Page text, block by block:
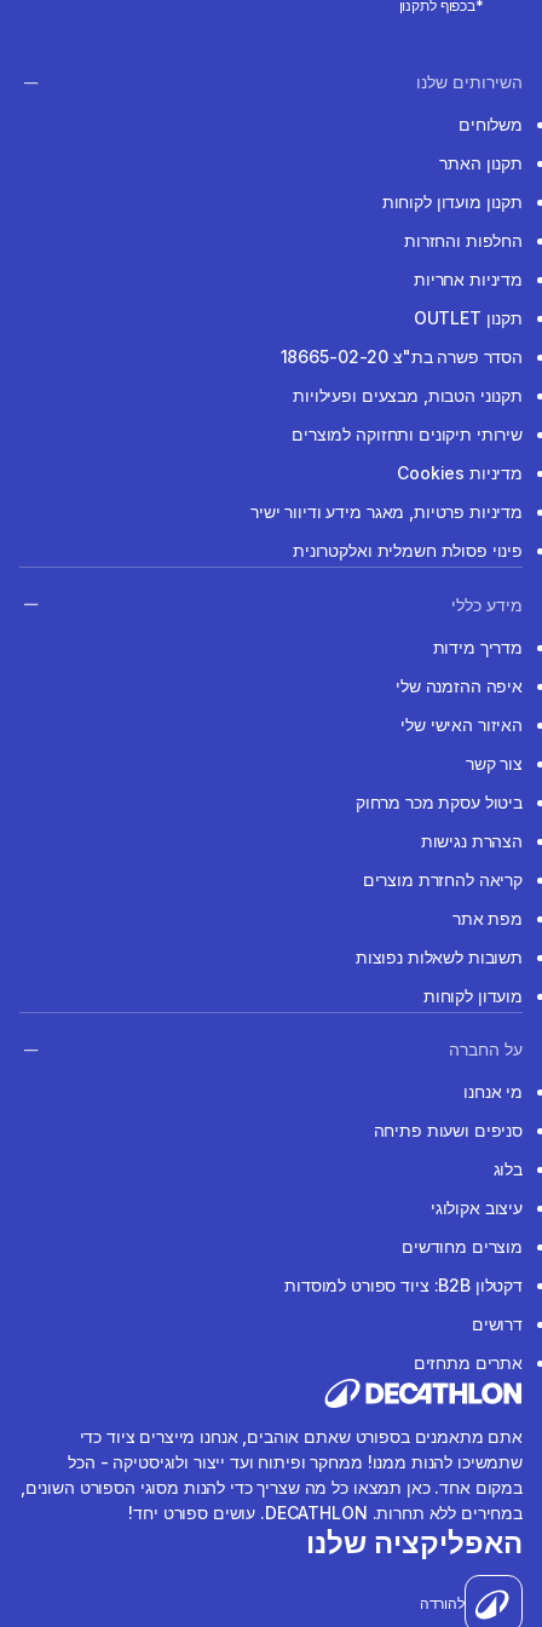
*בכפוף לתקנון
השירותים שלנו
משלוחים
תקנון האתר
תקנון מועדון לקוחות
החלפות והחזרות
מדיניות אחריות
תקנון OUTLET
הסדר פשרה בת"צ 18665-02-20
תקנוני הטבות, מבצעים ופעילויות
שירותי תיקונים ותחזוקה למוצרים
מדיניות Cookies
מדיניות פרטיות, מאגר מידע ודיוור ישיר
פינוי פסולת חשמלית ואלקטרונית
מידע כללי
מדריך מידות
איפה ההזמנה שלי
האיזור האישי שלי
צור קשר
ביטול עסקת מכר מרחוק
הצהרת נגישות
קריאה להחזרת מוצרים
מפת אתר
תשובות לשאלות נפוצות
מועדון לקוחות
על החברה
מי אנחנו
סניפים ושעות פתיחה
בלוג
עיצוב אקולוגי
מוצרים מחודשים
דקטלון B2B: ציוד ספורט למוסדות
דרושים
אתרים מתחזים
אתם מתאמנים בספורט שאתם אוהבים, אנחנו מייצרים ציוד כדי
שתמשיכו להנות ממנו! ממחקר ופיתוח ועד ייצור ולוגיסטיקה - הכל
במקום אחד. כאן תמצאו כל מה שצריך כדי להנות מסוגי הספורט השונים,
במחירים ללא תחרות. DECATHLON. עושים ספורט יחד!
האפליקציה שלנו
להורדה